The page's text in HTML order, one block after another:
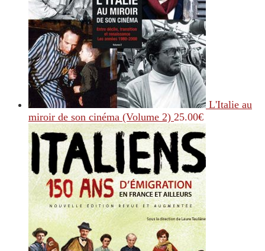
L'Italie au
miroir de son cinéma (Volume 2) 25.00€